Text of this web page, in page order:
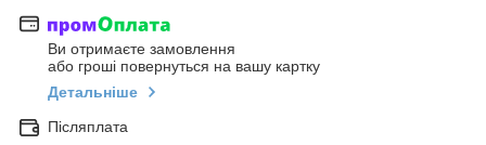
Ви отримаєте замовлення
або гроші повернуться на вашу картку
Детальніше
Післяплата